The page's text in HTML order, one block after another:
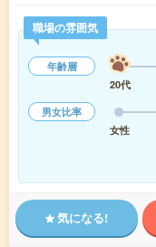
職場の雰囲気
年齢層
20代
男女比率
女性
気になる!